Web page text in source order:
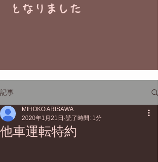
​となりました
記事
他車運転特約
MIHOKO ARISAWA
2020年1月21日 読了時間: 1分